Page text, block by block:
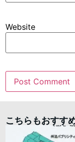
Website
こちらもおすす